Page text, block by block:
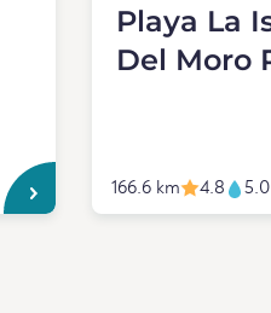
Playa La
Del Moro
166.6 km 4.8 5.0